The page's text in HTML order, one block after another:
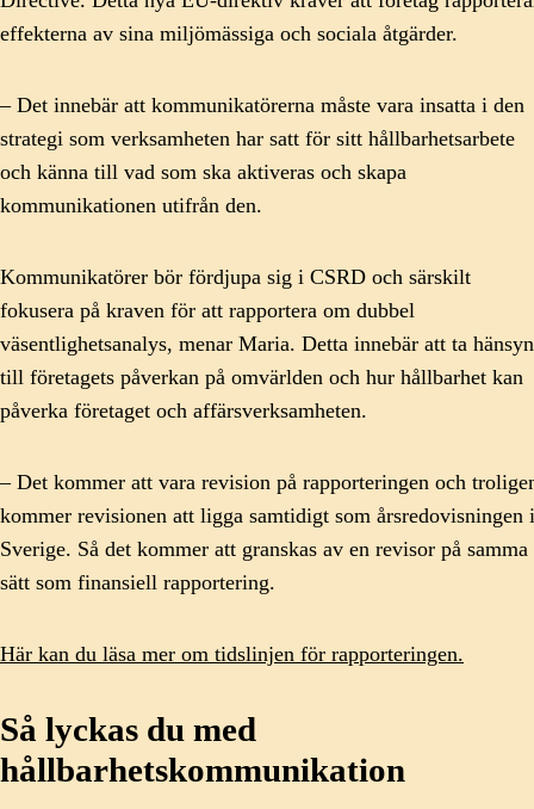
effekterna av sina miljömässiga och sociala åtgärder.
– Det innebär att kommunikatörerna måste vara insatta i den
strategi som verksamheten har satt för sitt hållbarhetsarbete
och känna till vad som ska aktiveras och skapa
kommunikationen utifrån den.
Kommunikatörer bör fördjupa sig i CSRD och särskilt
fokusera på kraven för att rapportera om dubbel
väsentlighetsanalys, menar Maria. Detta innebär att ta hänsyn
till företagets påverkan på omvärlden och hur hållbarhet kan
påverka företaget och affärsverksamheten.
– Det kommer att vara revision på rapporteringen och
kommer revisionen att ligga samtidigt som årsredovisningen i
Sverige. Så det kommer att granskas av en revisor på samma
sätt som finansiell rapportering.
Här kan du läsa mer om tidslinjen för rapporteringen.
Så lyckas du med
hållbarhetskommunikation